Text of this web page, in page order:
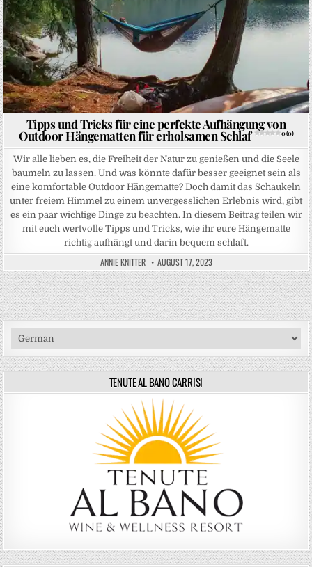
Tipps und Tricks für eine perfekte Aufhängung von
Outdoor Hängematten für erholsamen Schlaf 0 (0)
Wir alle lieben es, die Freiheit der Natur zu genießen und die Seele
baumeln zu lassen. Und was könnte dafür besser geeignet sein als
eine komfortable Outdoor Hängematte? Doch damit das Schaukeln
unter freiem Himmel zu einem unvergesslichen Erlebnis wird, gibt
es ein paar wichtige Dinge zu beachten. In diesem Beitrag teilen wir
mit euch wertvolle Tipps und Tricks, wie ihr eure Hängematte
richtig aufhängt und darin bequem schlaft.
ANNIE KNITTER AUGUST 17, 2023
TENUTE AL BANO CARRISI